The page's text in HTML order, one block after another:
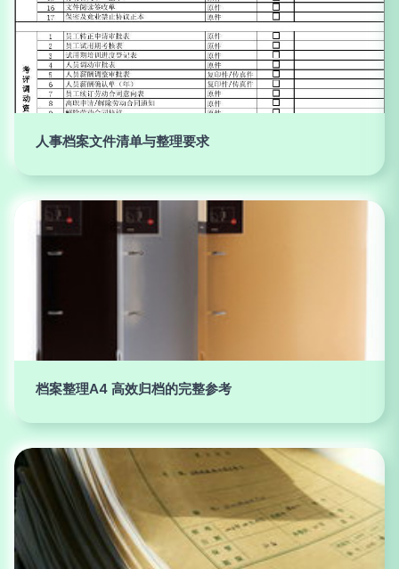
人事档案文件清单与整理要求
档案整理A4 高效归档的完整参考